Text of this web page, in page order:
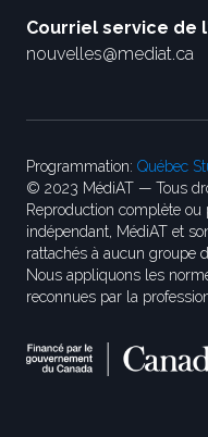
Courriel service de
nouvelles@mediat.ca
Programmation: Québec
© 2023 MédiAT — Tous
Reproduction complète
indépendant, MédiAT et
rattachés à aucun groupe
Nous appliquons les
reconnues par la